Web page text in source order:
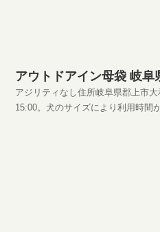
アウトドアイン母袋 岐
アジリティなし住所岐阜県郡上市
15:00。犬のサイズにより利用時間